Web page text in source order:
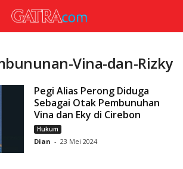
Vina-dan-Rizky
Pegi Alias Perong Diduga
Sebagai Otak Pembunuhan
Vina dan Eky di Cirebon
Hukum
Dian - 23 Mei 2024